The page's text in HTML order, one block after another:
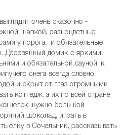
очень сказочно -
шапкой, разноцветные
у порога, и обязательные
Деревянный домик с яркими
и обязательной сауной, к
снега всегда словно
и скрыт от глаз огромными
коттедж, а их по всей стране
нужно большой
шоколад, играть в
елку в Сочельник, рассказывать